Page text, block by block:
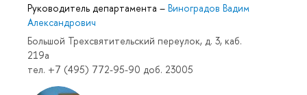
Руководитель департамента – Виноградов Вадим
Александрович
Большой Трехсвятительский переулок, д. 3, каб.
219a
тел. +7 (495) 772-95-90 доб. 23005